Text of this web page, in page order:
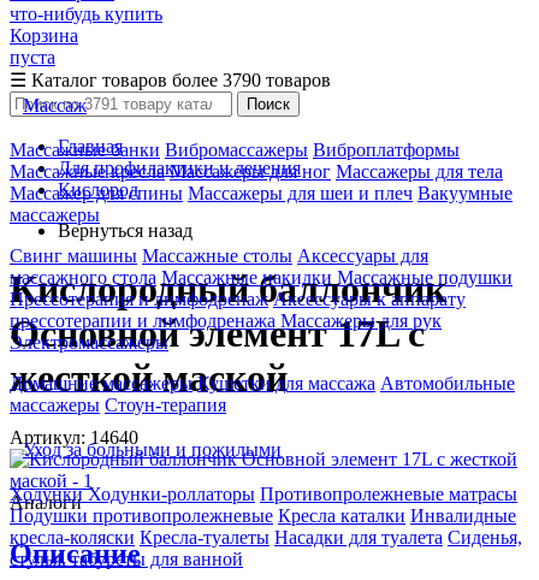
что-нибудь купить
Корзина
пуста
☰ Каталог товаров более 3790 товаров
Массаж
Массажные банки Вибромассажеры Виброплатформы
Массажные кресла Массажеры для ног Массажеры для тела
Массажер для спины Массажеры для шеи и плеч Вакуумные
массажеры
Свинг машины Массажные столы Аксессуары для
массажного стола Массажные накидки Массажные подушки
Прессотерапия и лимфодренаж Аксессуары к аппарату
прессотерапии и лимфодренажа Массажеры для рук
Электромассажеры
Домашние массажеры Кушетки для массажа Автомобильные
массажеры Стоун-терапия
Уход за больными и пожилыми
ХодункиХодунки-роллаторы Противопролежневые матрасы
Подушки противопролежневые Кресла каталки Инвалидные
кресла-коляски Кресла-туалеты Насадки для туалета Сиденья,
стулья, табуреты для ванной
Поиск
Главная
Для профилактики и лечения
Кислород
Вернуться назад
Кислородный баллончик
Основной элемент 17L с
жесткой маской
Артикул: 14640
Аналоги
Описание